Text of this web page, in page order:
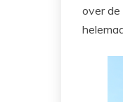
over de